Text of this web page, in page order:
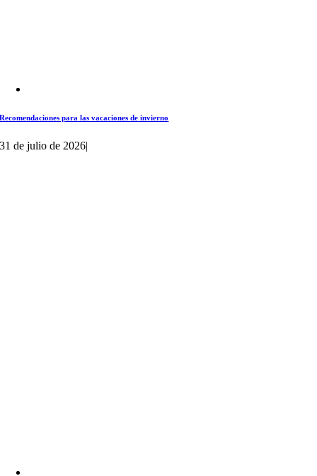
Recomendaciones para las vacaciones de invierno
31 de julio de 2026|